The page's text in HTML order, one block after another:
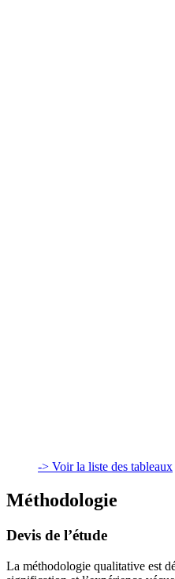
-> Voir la liste des tableaux
Méthodologie
Devis de l’étude
La méthodologie qualitative est